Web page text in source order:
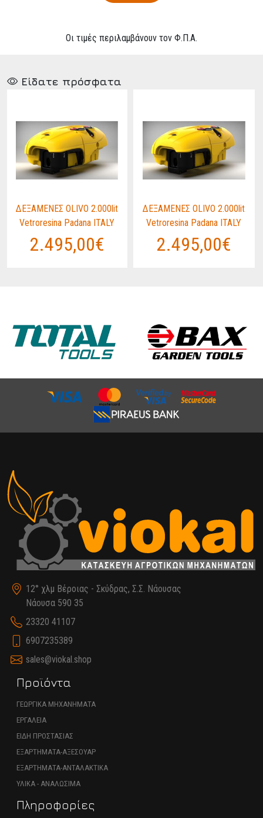
Οι τιμές περιλαμβάνουν τον Φ.Π.Α.
Είδατε πρόσφατα
ΔΕΞΑΜΕΝΕΣ OLIVO 2.000lit
Vetroresina Padana ITALY
2.495,00€
ΔΕΞΑΜΕΝΕΣ OLIVO 2.000lit
Vetroresina Padana ITALY
2.495,00€
12° χλμ Βέροιας - Σκύδρας, Σ.Σ. Νάουσας
Νάουσα 590 35
23320 41107
6907235389
sales@viokal.shop
Προϊόντα
ΓΕΩΡΓΙΚΑ ΜΗΧΑΝΗΜΑΤΑ
ΕΡΓΑΛΕΙΑ
ΕΙΔΗ ΠΡΟΣΤΑΣΙΑΣ
ΕΞΑΡΤΗΜΑΤΑ-ΑΞΕΣΟΥΑΡ
ΕΞΑΡΤΗΜΑΤΑ-ΑΝΤΑΛΑΚΤΙΚΑ
ΥΛΙΚΑ - ΑΝΑΛΩΣΙΜΑ
Πληροφορίες